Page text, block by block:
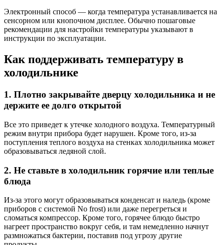
Электронный способ — когда температура устанавливается на
сенсорном или кнопочном дисплее. Обычно пошаговые
рекомендации для настройки температуры указывают в
инструкции по эксплуатации.
Как поддерживать температуру в
холодильнике
1. Плотно закрывайте дверцу холодильника и не
держите ее долго открытой
Все это приведет к утечке холодного воздуха. Температурный
режим внутри прибора будет нарушен. Кроме того, из-за
поступления теплого воздуха на стенках холодильника может
образовываться ледяной слой.
2. Не ставьте в холодильник горячие или теплые
блюда
Из-за этого могут образовываться конденсат и наледь (кроме
приборов с системой No frost) или даже перегреться и
сломаться компрессор. Кроме того, горячее блюдо быстро
нагреет пространство вокруг себя, и там немедленно начнут
размножаться бактерии, поставив под угрозу другие